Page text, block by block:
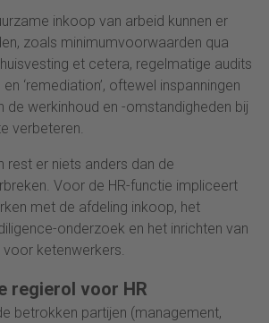
inkoop van arbeid kunnen er
zoals minimumvoorwaarden qua
et cetera, regelmatige audits
‘remediation’, oftewel inspanningen
de werkinhoud en -omstandigheden bij
verbeteren.
rest er niets anders dan de
Voor de HR-functie impliceert
met de afdeling inkoop, het
onderzoek en het inrichten van
ketenwerkers.
regierol voor HR
betrokken partijen (management,